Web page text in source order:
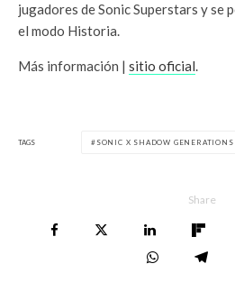
jugadores de Sonic Superstars y se
el modo Historia.
Más información | sitio oficial.
TAGS SONIC X SHADOW GENERATIONS
Share